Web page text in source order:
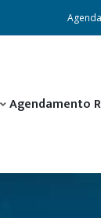
Agendamento